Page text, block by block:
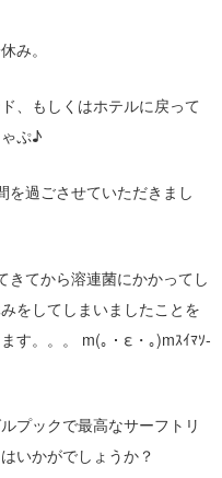
み。
、もしくはホテルに戻って
ぷ♪
を過ごさせていただきまし
きてから溶連菌にかかってし
をしてしまいましたことを
す。。。 m(｡・ε・｡)mｽｲﾏｿ-
プックで最高なサーフトリ
いかがでしょうか？